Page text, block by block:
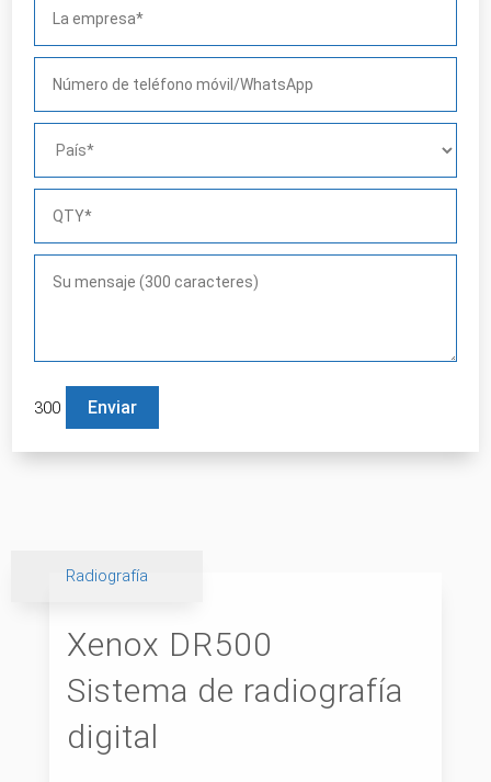
300 Por favor, deja este campo vacío.
Radiografía
Xenox DR500
Sistema de radiografía
digital